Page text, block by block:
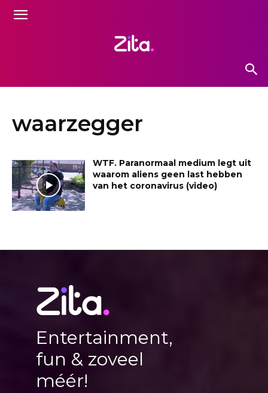
waarzegger
WTF. Paranormaal medium legt uit
waarom aliens geen last hebben
van het coronavirus (video)
Entertainment,
fun & zoveel
méér!